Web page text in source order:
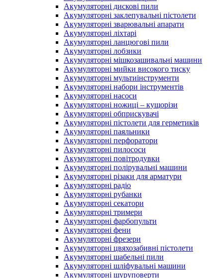
Акумуляторні дискові пили
Акумуляторні заклепувальні пістолети
Акумуляторні зварювальні апарати
Акумуляторні ліхтарі
Акумуляторні ланцюгові пили
Акумуляторні лобзики
Акумуляторні мішкозашивальні машини
Акумуляторні мийки високого тиску
Акумуляторні мультиінструменти
Акумуляторні набори інструментів
Акумуляторні насоси
Акумуляторні ножиці – кущорізи
Акумуляторні обприскувачі
Акумуляторні пістолети для герметиків
Акумуляторні паяльники
Акумуляторні перфоратори
Акумуляторні пилососи
Акумуляторні повітродувки
Акумуляторні полірувальні машини
Акумуляторні різаки для арматури
Акумуляторні радіо
Акумуляторні рубанки
Акумуляторні секатори
Акумуляторні тримери
Акумуляторні фарбопульти
Акумуляторні фени
Акумуляторні фрезери
Акумуляторні цвяхозабивні пістолети
Акумуляторні шабельні пили
Акумуляторні шліфувальні машини
Акумуляторні шуруповерти